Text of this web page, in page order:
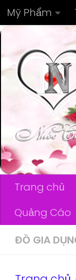
Skip to
Mỹ Phẩm
Trang chủ
Quảng Cáo
ĐỒ GIA